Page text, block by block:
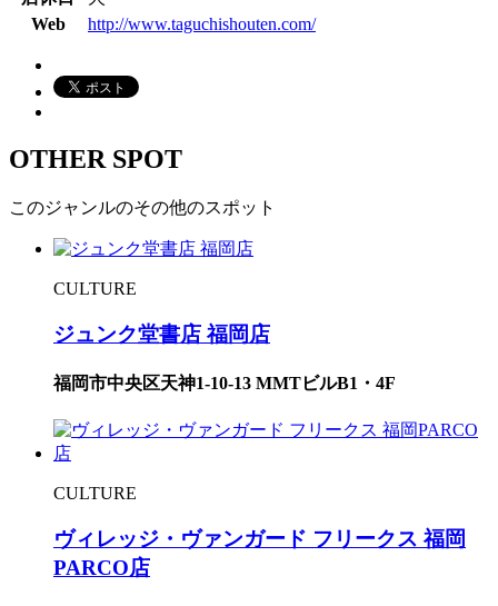
Web
http://www.taguchishouten.com/
OTHER SPOT
このジャンルのその他のスポット
CULTURE
ジュンク堂書店 福岡店
福岡市中央区天神1-10-13 MMTビルB1・4F
CULTURE
ヴィレッジ・ヴァンガード フリークス 福岡
PARCO店